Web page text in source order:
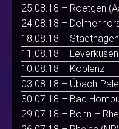
25.08.18 – Roetgen
24.08.18 –
18.08.18 – Stadthagen
11.08.18 – Leverkusen
10.08.18 – Koblenz
03.08.18 – Übach-
30.07.18 – Bad
29.07.18 – Bonn –